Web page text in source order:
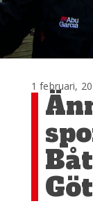
1 februari,